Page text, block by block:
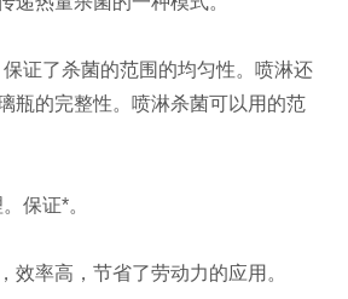
证了杀菌的范围的均匀性。喷淋还
瓶的完整性。喷淋杀菌可以用的范
保证*。
率高，节省了劳动力的应用。